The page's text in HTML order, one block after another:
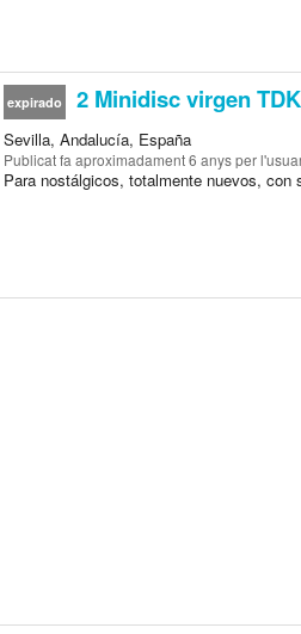
expirado 2 Minidisc virgen
Sevilla, Andalucía, España
Publicatfa aproximadament 6 anysper
Para nostálgicos, totalmente nuevos,